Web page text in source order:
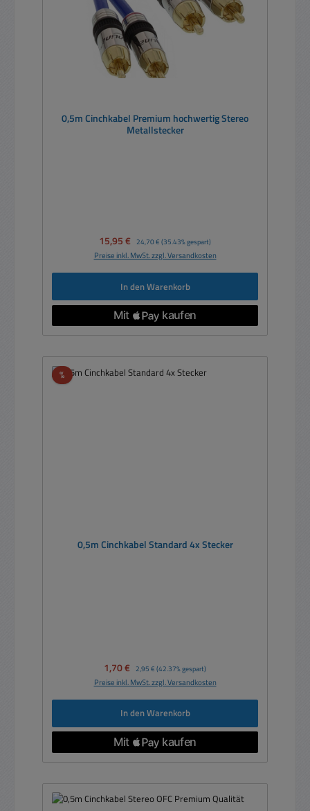
0,5m Cinchkabel Premium hochwertig Stereo
Metallstecker
Verkaufspreis:
15,95 € Regulärer Preis:
24,70 € (35.43% gespart)
Preise inkl. MwSt. zzgl. Versandkosten
In den Warenkorb
%Rabatt
0,5m Cinchkabel Standard 4x Stecker
Verkaufspreis:
1,70 € Regulärer Preis:
2,95 € (42.37% gespart)
Preise inkl. MwSt. zzgl. Versandkosten
In den Warenkorb